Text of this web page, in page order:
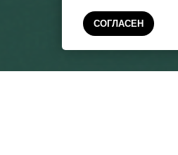
СОГЛАСЕН